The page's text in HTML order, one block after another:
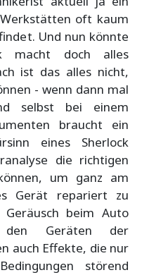
oft kaum
Und nun könnte
macht doch alles
ist das alles nicht,
- wenn dann mal
selbst bei einem
braucht ein
eines Sherlock
die richtigen
um ganz am
Gerät repariert zu
beim Auto
Geräten der
auch Effekte, die nur
störend